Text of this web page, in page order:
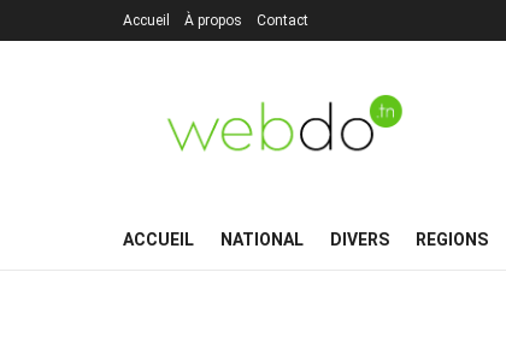
Accueil À propos Contact
ACCUEIL NATIONAL DIVERS REGIONS